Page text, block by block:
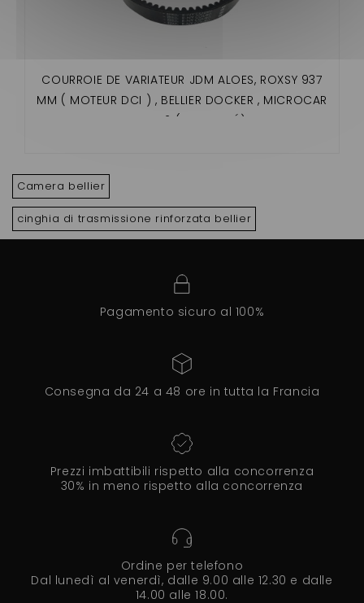
COURROIE DE VARIATEUR JDM ALOES, ROXSY 937
MM ( MOTEUR DCI ) , BELLIER DOCKER , MICROCAR
SHERPA 2 (RENFORCÉ)
Camera bellier
cinghia di trasmissione rinforzata bellier
Pagamento sicuro al 100%
Consegna da 24 a 48 ore in tutta la Francia
Prezzi imbattibili rispetto alla concorrenza
30% in meno rispetto alla concorrenza
Ordine per telefono
Dal lunedì al venerdì, dalle 9.00 alle 12.30 e dalle
14.00 alle 18.00.